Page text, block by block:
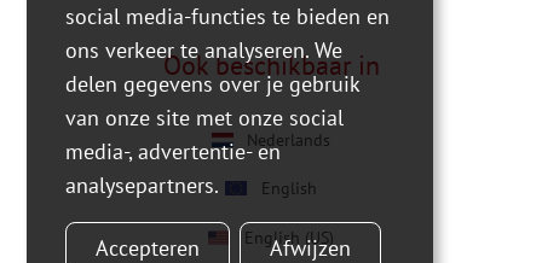
Ook beschikbaar in
Nederlands
English
English (US)
social media-functies te bieden en
ons verkeer te analyseren. We
delen gegevens over je gebruik
van onze site met onze social
media-, advertentie- en
analysepartners.
Accepteren Afwijzen